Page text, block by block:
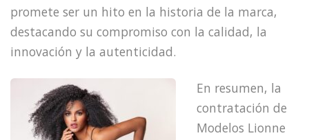
promete ser un hito en la historia de la marca,
destacando su compromiso con la calidad, la
innovación y la autenticidad.
En resumen, la
contratación de
Modelos Lionne